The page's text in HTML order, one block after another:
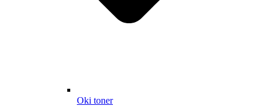
Oki toner